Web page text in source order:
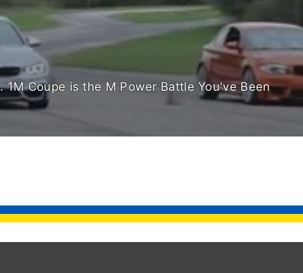
1M Coupe is the M Power Battle You've Been